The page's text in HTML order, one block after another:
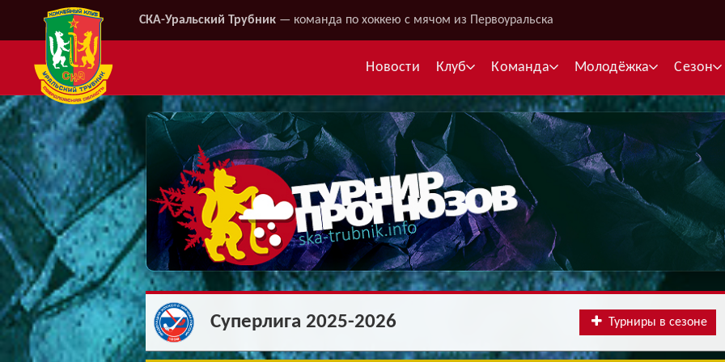
СКА-Уральский Трубник — команда по хоккею с мячом из Первоуральска
Новости Клуб Команда
Межсезонье
Молодёжка
Межсезонье
Сезон
Суперлига 2025-2026 Турниры в сезоне